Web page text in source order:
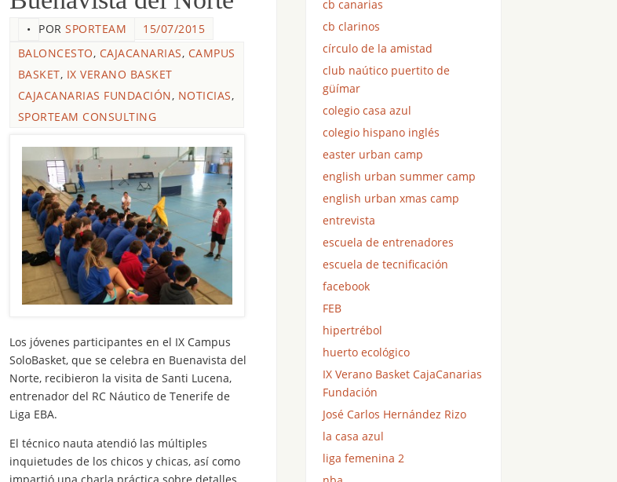
PORSPORTEAM
•
15/07/2015
BALONCESTO, CAJACANARIAS, CAMPUS
BASKET, IX VERANO BASKET
CAJACANARIAS FUNDACIÓN, NOTICIAS,
SPORTEAM CONSULTING
Los jóvenes participantes en el IX Campus
SoloBasket, que se celebra en Buenavista del
Norte, recibieron la visita de Santi Lucena,
entrenador del RC Náutico de Tenerife de
Liga EBA.
El técnico nauta atendió las múltiples
inquietudes de los chicos y chicas, así como
impartió una charla práctica sobre detalles
cb canarias
cb clarinos
círculo de la amistad
club naútico puertito de
güímar
colegio casa azul
colegio hispano inglés
easter urban camp
english urban summer camp
english urban xmas camp
entrevista
escuela de entrenadores
escuela de tecnificación
facebook
FEB
hipertrébol
huerto ecológico
IX Verano Basket CajaCanarias
Fundación
José Carlos Hernández Rizo
la casa azul
liga femenina 2